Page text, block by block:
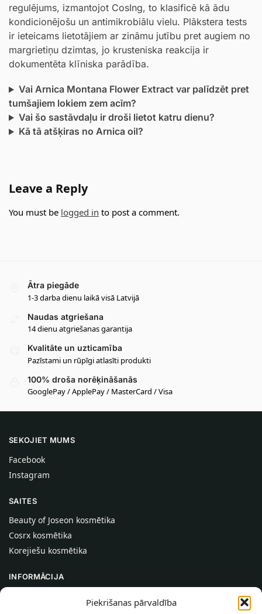
Piekrišanas pārvaldība
regulējums, izmantojot CosIng, to klasificē kā ādu
kondicionējošu un antimikrobiālu vielu. Plākstera tests
ir ieteicams lietotājiem ar zināmu jutību pret augiem no
margrietiņu dzimtas, jo krusteniska reakcija ir
dokumentēta klīniska parādība.
Vai Arnica Montana Flower Extract var palīdzēt pret
tumšajiem lokiem zem acīm?
Vai šo sastāvdaļu ir droši lietot katru dienu?
Kā tā atšķiras no Arnica oil?
Leave a Reply
You must be logged in to post a comment.
Ātra piegāde
1-3 darba dienu laikā visā Latvijā
Naudas atgriešana
14 dienu atgriešanas garantija
Kvalitāte un uzticamība
Pazīstami un rūpīgi atlasīti produkti
100% droša norēķināšanās
GooglePay / ApplePay / MasterCard / Visa
SEKOJIET MUMS
Facebook
Instagram
SAITES
Beauty of Joseon kosmētika
Cosrx kosmētika
Korejiešu kosmētika
INFORMĀCIJA